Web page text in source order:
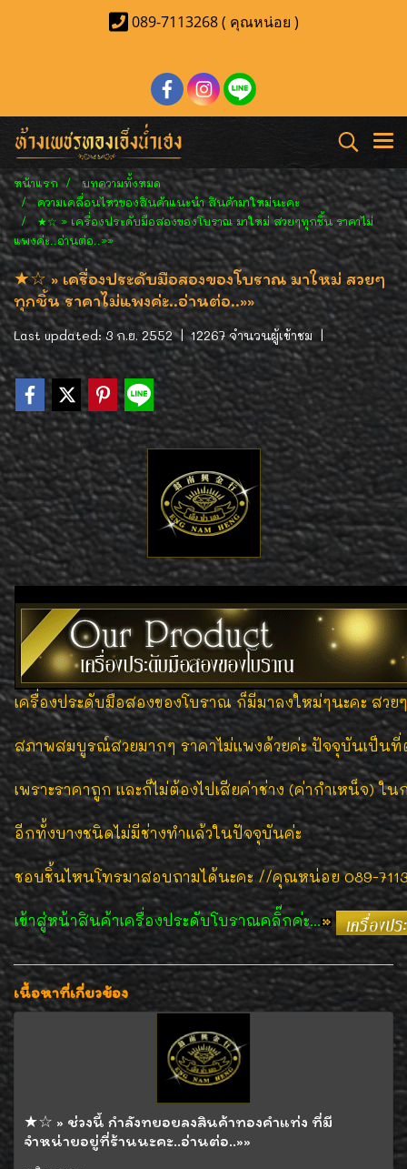
089-7113268 ( คุณหน่อย )
หน้าแรก
บทความทั้งหมด
ความเคลื่อนไหวของสินค้าแนะนำ สินค้ามาใหม่นะคะ
★☆ » เครื่องประดับมือสองของโบราณ มาใหม่ สวยๆทุกชิ้น ราคาไม่
แพงค่ะ..อ่านต่อ..»»
★☆ » เครื่องประดับมือสองของโบราณ มาใหม่ สวยๆ
ทุกชิ้น ราคาไม่แพงค่ะ..อ่านต่อ..»»
Last updated: 3 ก.ย. 2552 | 12267 จำนวนผู้เข้าชม |
เครื่องประดับมือสองของโบราณ ก็มีมาลงใหม่ๆนะคะ สวย
สภาพสมบูรณ์สวยมากๆ ราคาไม่แพงด้วยค่ะ ปัจจุบันเป็น
เพราะราคาถูก และก็ไม่ต้องไปเสียค่าช่าง (ค่ากำเหน็จ) ใ
อีกทั้งบางชนิดไม่มีช่างทำแล้วในปัจจุบันค่ะ
ชอบชิ้นไหนโทรมาสอบถามได้นะคะ //คุณหน่อย 089-
เข้าสู่หน้าสินค้าเครื่องประดับโบราณคลิ๊กค่ะ...
เนื้อหาที่เกี่ยวข้อง
★☆ » ช่วงนี้ กำลังทยอยลงสินค้าทองคำแท่ง ที่มี
จำหน่ายอยู่ที่ร้านนะคะ..อ่านต่อ..»»